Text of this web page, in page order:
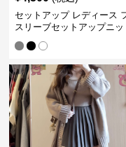
セットアップ レディース
スリーブセットアップニッ